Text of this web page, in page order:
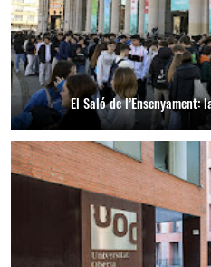
El Saló de